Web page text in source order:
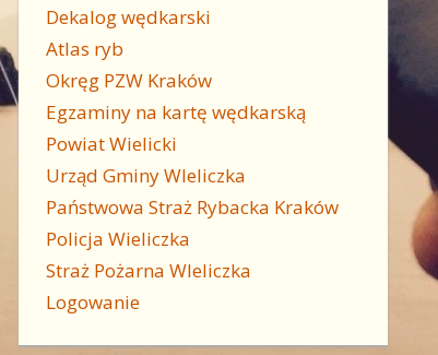
Dekalog wędkarski
Atlas ryb
Okręg PZW Kraków
Egzaminy na kartę wędkarską
Powiat Wielicki
Urząd Gminy WIeliczka
Państwowa Straż Rybacka Kraków
Policja Wieliczka
Straż Pożarna WIeliczka
Logowanie